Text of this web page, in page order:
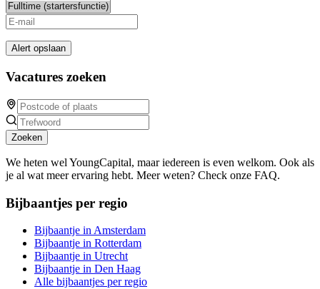
Alert opslaan
Vacatures zoeken
Zoeken
We heten wel YoungCapital, maar iedereen is even welkom. Ook als
je al wat meer ervaring hebt. Meer weten? Check onze FAQ.
Bijbaantjes per regio
Bijbaantje in Amsterdam
Bijbaantje in Rotterdam
Bijbaantje in Utrecht
Bijbaantje in Den Haag
Alle bijbaantjes per regio